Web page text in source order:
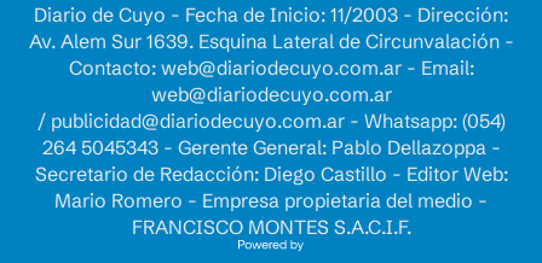
Diario de Cuyo - Fecha de Inicio: 11/2003 - Dirección:
Av. Alem Sur 1639. Esquina Lateral de Circunvalación -
Contacto: web@diariodecuyo.com.ar- Email:
web@diariodecuyo.com.ar
/ publicidad@diariodecuyo.com.ar- Whatsapp: (054)
264 5045343 - Gerente General: Pablo Dellazoppa -
Secretario de Redacción: Diego Castillo - Editor Web:
Mario Romero - Empresa propietaria del medio -
FRANCISCO MONTES S.A.C.I.F.